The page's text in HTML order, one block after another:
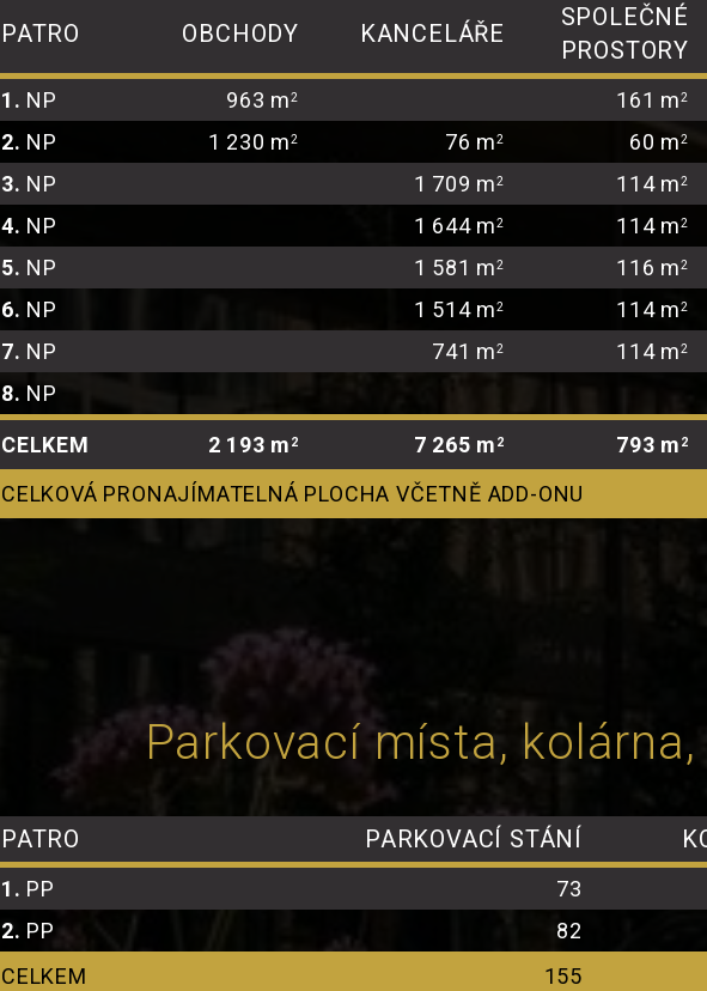
PATRO OBCHODY KANCELÁŘE
SPOLEČNÉ
PROSTORY
1. NP 963 m2 161 m2
2. NP 1 230 m2 76 m2 60 m2
3. NP 1 709 m2 114 m2
4. NP 1 644 m2 114 m2
5. NP 1 581 m2 116 m2
6. NP 1 514 m2 114 m2
7. NP 741 m2 114 m2
8. NP
CELKEM 2 193 m 2 7 265 m 2 793 m 2
CELKOVÁ PRONAJÍMATELNÁ PLOCHA VČETNĚ ADD-ONU
Parkovací místa,
PATRO PARKOVACÍ STÁNÍ
1. PP 73
2. PP 82
CELKEM 155